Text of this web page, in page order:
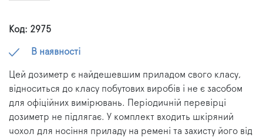
Код: 2975
В наявності
Цей дозиметр є найдешевшим приладом свого класу,
відноситься до класу побутових виробів і не є засобом
для офіційних вимірювань. Періодичній перевірці
дозиметр не підлягає. У комплект входить шкіряний
чохол для носіння приладу на ремені та захисту його від